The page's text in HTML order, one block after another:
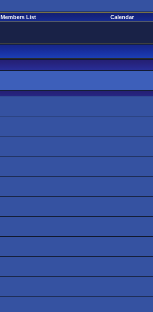
Members List Calendar